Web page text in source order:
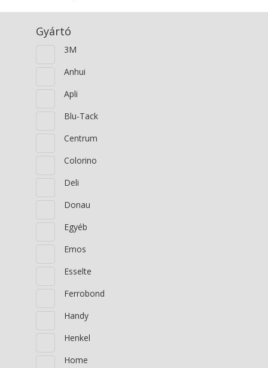
Gyártó
3M
Anhui
Apli
Blu-Tack
Centrum
Colorino
Deli
Donau
Egyéb
Emos
Esselte
Ferrobond
Handy
Henkel
Home